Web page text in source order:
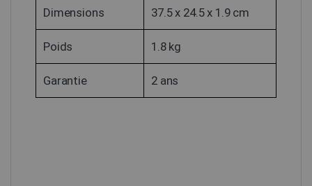
Dimensions 37.5 x 24.5 x 1.9 cm
Poids 1.8 kg
Garantie 2 ans